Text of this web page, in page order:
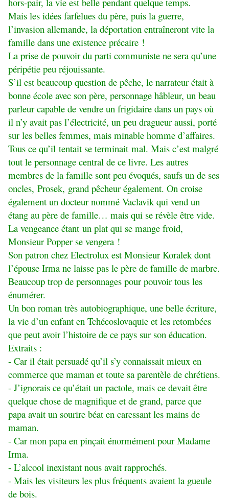
Mais les idées farfelues du père, puis la guerre,
l’invasion allemande, la déportation entraîneront vite la
famille dans une existence précaire !
La prise de pouvoir du parti communiste ne sera qu’une
péripétie peu réjouissante.
S’il est beaucoup question de pêche, le narrateur était à
bonne école avec son père, personnage hâbleur, un beau
parleur capable de vendre un frigidaire dans un pays où
il n’y avait pas l’électricité, un peu dragueur aussi, porté
sur les belles femmes, mais minable homme d’affaires.
Tous ce qu’il tentait se terminait mal. Mais c’est malgré
tout le personnage central de ce livre. Les autres
membres de la famille sont peu évoqués, saufs un de ses
oncles, Prosek, grand pêcheur également. On croise
également un docteur nommé Vaclavik qui vend un
étang au père de famille… mais qui se révèle être vide.
La vengeance étant un plat qui se mange froid,
Monsieur Popper se vengera !
Son patron chez Electrolux est Monsieur Koralek dont
l’épouse Irma ne laisse pas le père de famille de marbre.
Beaucoup trop de personnages pour pouvoir tous les
énumérer.
Un bon roman très autobiographique, une belle écriture,
la vie d’un enfant en Tchécoslovaquie et les retombées
que peut avoir l’histoire de ce pays sur son éducation.
Extraits :
- Car il était persuadé qu’il s’y connaissait mieux en
commerce que maman et toute sa parentèle de chrétiens.
- J’ignorais ce qu’était un pactole, mais ce devait être
quelque chose de magnifique et de grand, parce que
papa avait un sourire béat en caressant les mains de
maman.
- Car mon papa en pinçait énormément pour Madame
Irma.
- L’alcool inexistant nous avait rapprochés.
- Mais les visiteurs les plus fréquents avaient la gueule
de bois.